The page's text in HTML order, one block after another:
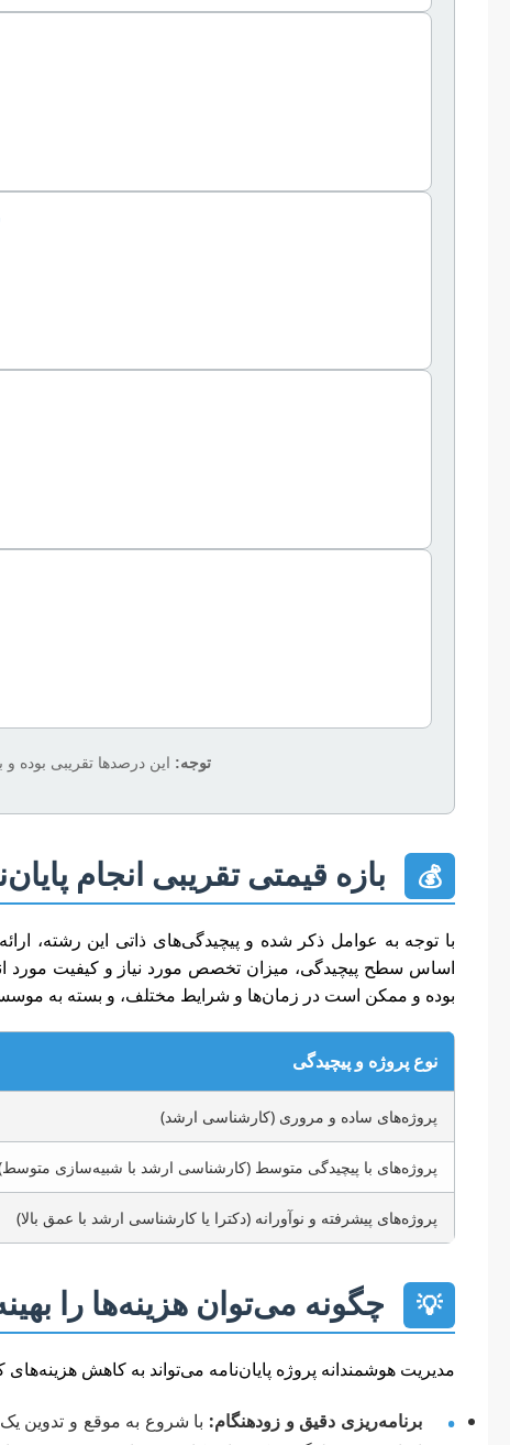
توجه: این درصدها تقریبی بوده
💰 بازه قیمتی تقریبی انجام
با توجه به عوامل ذکر شده و پیچیدگی‌های ذاتی این رشته،
اساس سطح پیچیدگی، میزان تخصص مورد نیاز و کیفیت مورد
بوده و ممکن است در زمان‌ها و شرایط مختلف، و بسته به موسسه
نوع پروژه و پیچیدگی
پروژه‌های ساده و مروری (کارشناسی ارشد)
پروژه‌های با پیچیدگی متوسط (کارشناسی ارشد با شبیه‌سازی
پروژه‌های پیشرفته و نوآورانه (دکترا یا کارشناسی ارشد با عمق بالا)
💡 چگونه می‌توان هزینه‌ها را
مدیریت هوشمندانه پروژه پایان‌نامه می‌تواند به کاهش
• برنامه‌ریزی دقیق و زودهنگام: با شروع به موقع و تدوین